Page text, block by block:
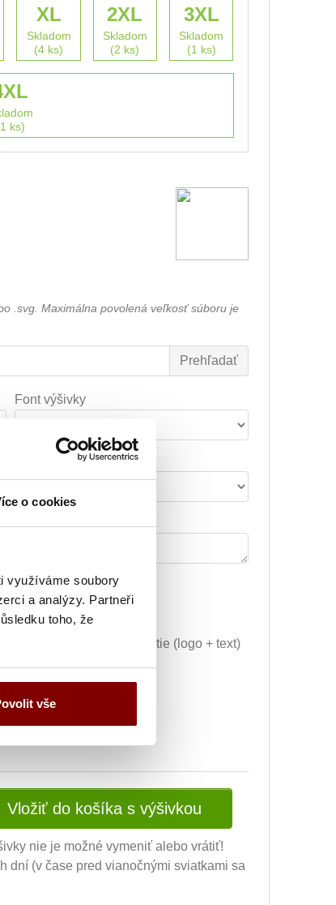
o cookies
využíváme soubory
a analýzy. Partneři
toho, že
vše
XL
Skladom
(4 ks)
2XL
Skladom
(2 ks)
3XL
Skladom
(1 ks)
ks)
.svg. Maximálna povolená veľkosť súboru je
Font výšivky
Šírka nápisu alebo loga
Vyšitie loga + 5.10€
Grafická úprava a vyšitie (logo + text)
+ 10.20€
Vložiť do košíka s výšivkou
nie je možné vymeniť alebo vrátiť!
dní (v čase pred vianočnými sviatkami sa